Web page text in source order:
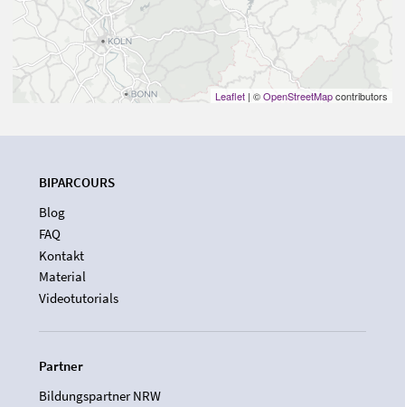
Leaflet | ©OpenStreetMapcontributors
BIPARCOURS
Blog
FAQ
Kontakt
Material
Videotutorials
Partner
Bildungspartner NRW